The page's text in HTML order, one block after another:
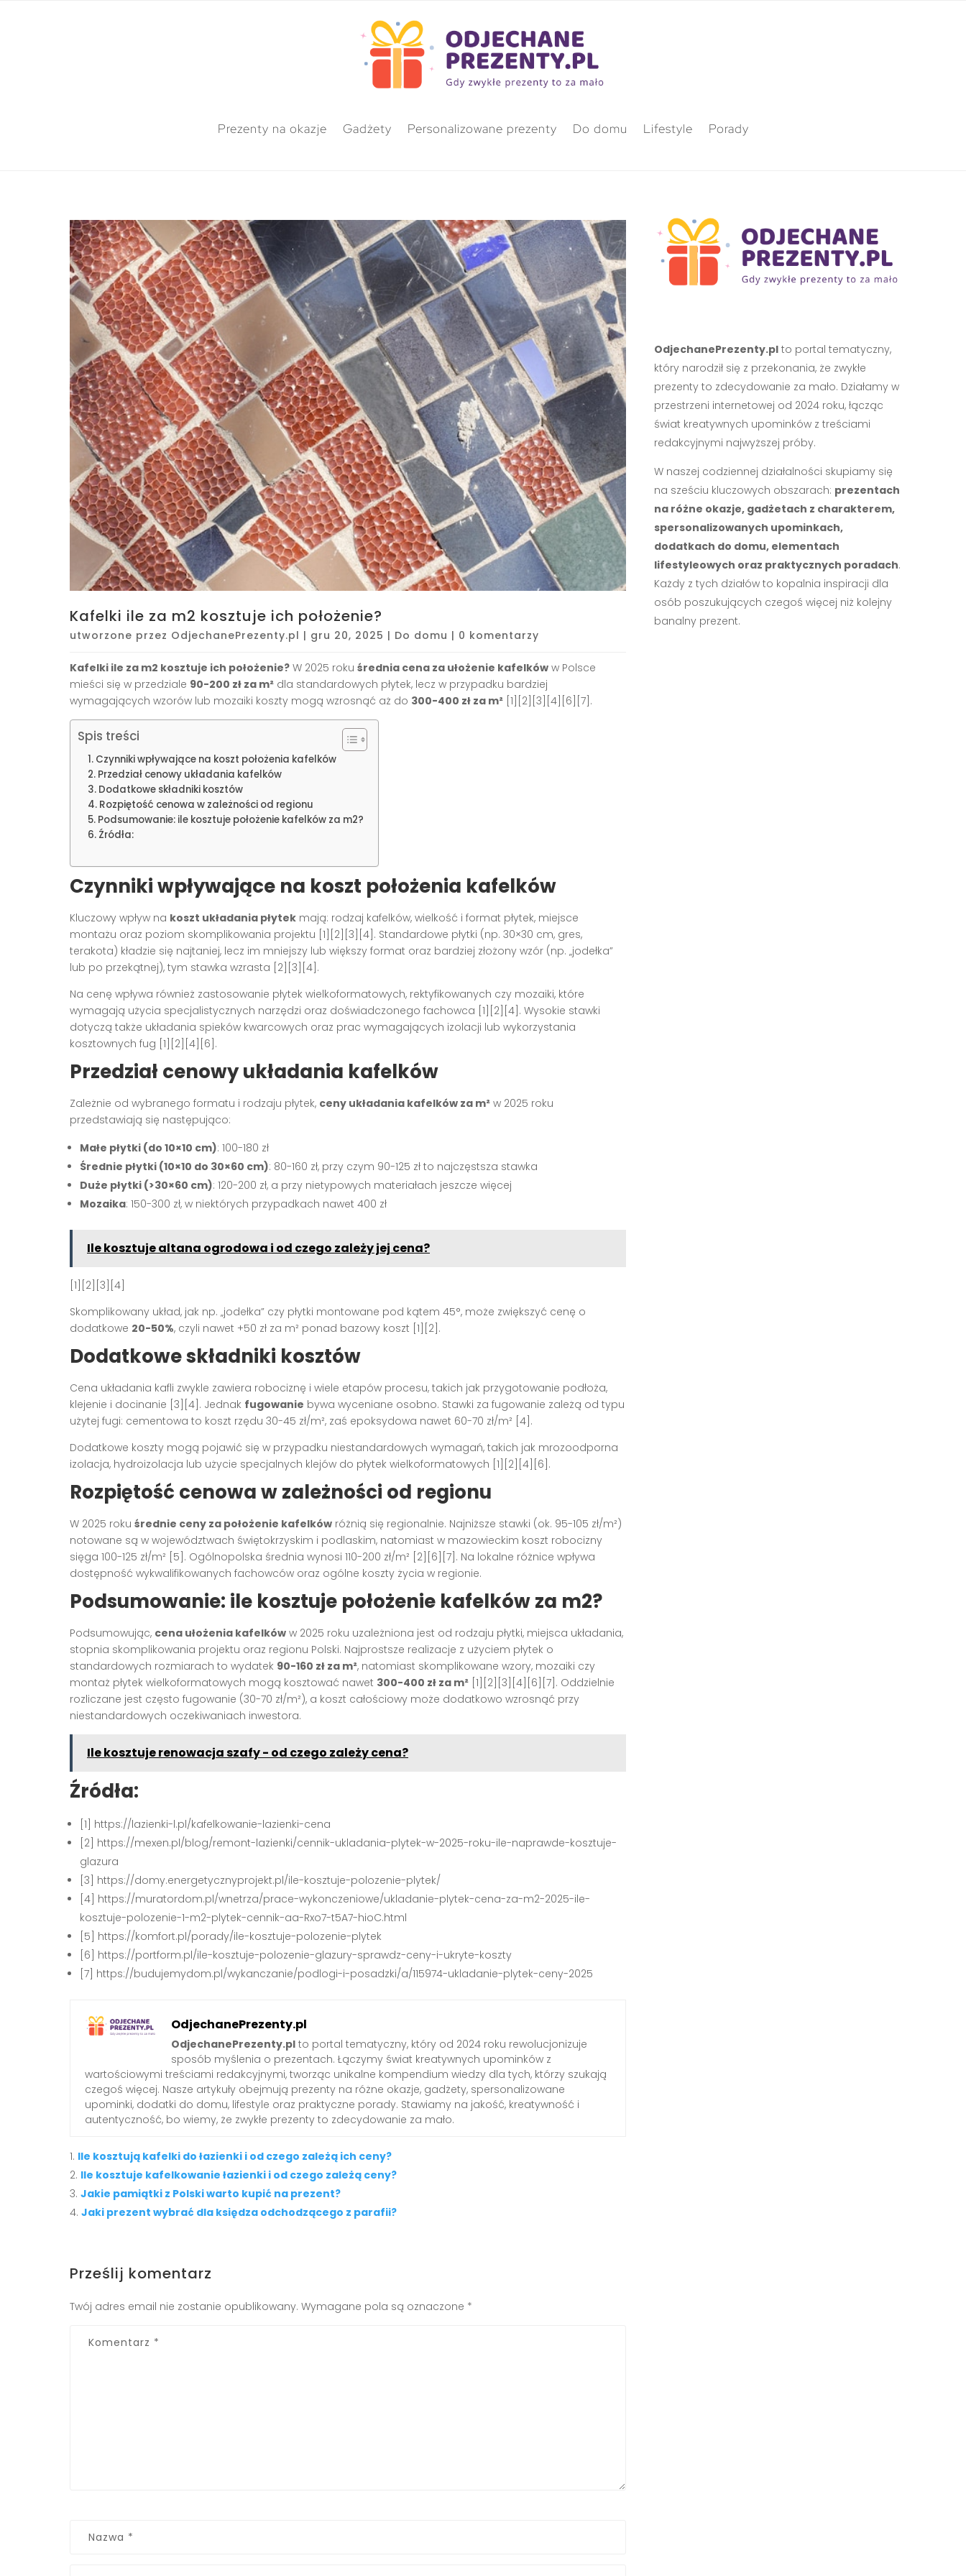
Prezenty na okazje Gadżety Personalizowane prezenty Do domu Lifestyle Porady
Kafelki ile za m2 kosztuje ich położenie?
utworzone przez OdjechanePrezenty.pl | gru 20, 2025 | Do domu | 0 komentarzy
Kafelki ile za m2 kosztuje ich położenie? W 2025 roku średnia cena za ułożenie kafelków w Polsce
mieści się w przedziale 90-200 zł za m² dla standardowych płytek, lecz w przypadku bardziej
wymagających wzorów lub mozaiki koszty mogą wzrosnąć aż do 300-400 zł za m² [1][2][3][4][6][7] .
Spis treści
Czynniki wpływające na koszt położenia kafelków
Przedział cenowy układania kafelków
Dodatkowe składniki kosztów
Rozpiętość cenowa w zależności od regionu
Podsumowanie: ile kosztuje położenie kafelków za m2?
Źródła:
Czynniki wpływające na koszt położenia kafelków
Kluczowy wpływ na koszt układania płytek mają: rodzaj kafelków, wielkość i format płytek, miejsce
montażu oraz poziom skomplikowania projektu [1][2][3][4] . Standardowe płytki (np. 30×30 cm, gres,
terakota) kładzie się najtaniej, lecz im mniejszy lub większy format oraz bardziej złożony wzór (np. „jodełka”
lub po przekątnej), tym stawka wzrasta [2][3][4] .
Na cenę wpływa również zastosowanie płytek wielkoformatowych, rektyfikowanych czy mozaiki, które
wymagają użycia specjalistycznych narzędzi oraz doświadczonego fachowca [1][2][4] . Wysokie stawki
dotyczą także układania spieków kwarcowych oraz prac wymagających izolacji lub wykorzystania
kosztownych fug [1][2][4][6] .
Przedział cenowy układania kafelków
Zależnie od wybranego formatu i rodzaju płytek, ceny układania kafelków za m² w 2025 roku
przedstawiają się następująco:
Małe płytki (do 10×10 cm): 100-180 zł
Średnie płytki (10×10 do 30×60 cm): 80-160 zł, przy czym 90-125 zł to najczęstsza stawka
Duże płytki (>30×60 cm): 120-200 zł, a przy nietypowych materiałach jeszcze więcej
Mozaika: 150-300 zł, w niektórych przypadkach nawet 400 zł
Ile kosztuje altana ogrodowa i od czego zależy jej cena?
[1][2][3][4]
Skomplikowany układ, jak np. „jodełka” czy płytki montowane pod kątem 45°, może zwiększyć cenę o
dodatkowe 20-50%, czyli nawet +50 zł za m² ponad bazowy koszt [1][2] .
Dodatkowe składniki kosztów
Cena układania kafli zwykle zawiera robociznę i wiele etapów procesu, takich jak przygotowanie podłoża,
klejenie i docinanie [3][4] . Jednak fugowanie bywa wyceniane osobno. Stawki za fugowanie zależą od typu
użytej fugi: cementowa to koszt rzędu 30-45 zł/m², zaś epoksydowa nawet 60-70 zł/m² [4] .
Dodatkowe koszty mogą pojawić się w przypadku niestandardowych wymagań, takich jak mrozoodporna
izolacja, hydroizolacja lub użycie specjalnych klejów do płytek wielkoformatowych [1][2][4][6] .
Rozpiętość cenowa w zależności od regionu
W 2025 roku średnie ceny za położenie kafelków różnią się regionalnie. Najniższe stawki (ok. 95-105 zł/m²)
notowane są w województwach świętokrzyskim i podlaskim, natomiast w mazowieckim koszt robocizny
sięga 100-125 zł/m² [5] . Ogólnopolska średnia wynosi 110-200 zł/m² [2][6][7] . Na lokalne różnice wpływa
dostępność wykwalifikowanych fachowców oraz ogólne koszty życia w regionie.
Podsumowanie: ile kosztuje położenie kafelków za m2?
Podsumowując, cena ułożenia kafelków w 2025 roku uzależniona jest od rodzaju płytki, miejsca układania,
stopnia skomplikowania projektu oraz regionu Polski. Najprostsze realizacje z użyciem płytek o
standardowych rozmiarach to wydatek 90-160 zł za m², natomiast skomplikowane wzory, mozaiki czy
montaż płytek wielkoformatowych mogą kosztować nawet 300-400 zł za m² [1][2][3][4][6][7] . Oddzielnie
rozliczane jest często fugowanie (30-70 zł/m²), a koszt całościowy może dodatkowo wzrosnąć przy
niestandardowych oczekiwaniach inwestora.
Ile kosztuje renowacja szafy - od czego zależy cena?
Źródła:
[1] https://lazienki-l.pl/kafelkowanie-lazienki-cena
[2] https://mexen.pl/blog/remont-lazienki/cennik-ukladania-plytek-w-2025-roku-ile-naprawde-kosztuje-
glazura
[3] https://domy.energetycznyprojekt.pl/ile-kosztuje-polozenie-plytek/
[4] https://muratordom.pl/wnetrza/prace-wykonczeniowe/ukladanie-plytek-cena-za-m2-2025-ile-
kosztuje-polozenie-1-m2-plytek-cennik-aa-Rxo7-t5A7-hioC.html
[5] https://komfort.pl/porady/ile-kosztuje-polozenie-plytek
[6] https://portform.pl/ile-kosztuje-polozenie-glazury-sprawdz-ceny-i-ukryte-koszty
[7] https://budujemydom.pl/wykanczanie/podlogi-i-posadzki/a/115974-ukladanie-plytek-ceny-2025
OdjechanePrezenty.pl
OdjechanePrezenty.pl to portal tematyczny, który od 2024 roku rewolucjonizuje
sposób myślenia o prezentach. Łączymy świat kreatywnych upominków z
wartościowymi treściami redakcyjnymi, tworząc unikalne kompendium wiedzy dla tych, którzy szukają
czegoś więcej. Nasze artykuły obejmują prezenty na różne okazje, gadżety, spersonalizowane
upominki, dodatki do domu, lifestyle oraz praktyczne porady. Stawiamy na jakość, kreatywność i
autentyczność, bo wiemy, że zwykłe prezenty to zdecydowanie za mało.
Ile kosztują kafelki do łazienki i od czego zależą ich ceny?
Ile kosztuje kafelkowanie łazienki i od czego zależą ceny?
Jakie pamiątki z Polski warto kupić na prezent?
Jaki prezent wybrać dla księdza odchodzącego z parafii?
Prześlij komentarz
Twój adres email nie zostanie opublikowany. Wymagane pola są oznaczone *
OdjechanePrezenty.plto portal tematyczny,
który narodził się z przekonania, że zwykłe
prezenty to zdecydowanie za mało. Działamy w
przestrzeni internetowej od 2024 roku, łącząc
świat kreatywnych upominków z treściami
redakcyjnymi najwyższej próby.
W naszej codziennej działalności skupiamy się
na sześciu kluczowych obszarach: prezentach
na różne okazje, gadżetach z charakterem,
spersonalizowanych upominkach,
dodatkach do domu, elementach
lifestyleowych oraz praktycznych poradach.
Każdy z tych działów to kopalnia inspiracji dla
osób poszukujących czegoś więcej niż kolejny
banalny prezent.